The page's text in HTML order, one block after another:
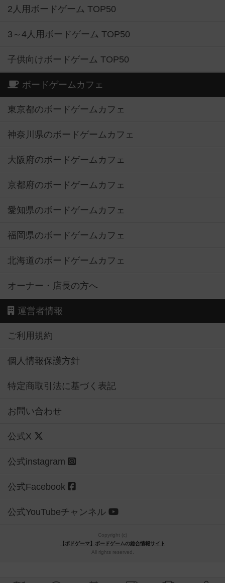
2人用ボードゲーム TOP50
3～4人用ボードゲーム TOP50
子供向けボードゲーム TOP50
ボードゲームカフェ
東京都のボードゲームカフェ
神奈川県のボードゲームカフェ
大阪府のボードゲームカフェ
京都府のボードゲームカフェ
愛知県のボードゲームカフェ
福岡県のボードゲームカフェ
北海道のボードゲームカフェ
オーナー・店長の方へ
運営者情報
ご利用規約
個人情報保護方針
特定商取引法に基づく表記
お問い合わせ
公式X
公式instagram
公式Facebook
公式YouTubeチャンネル
Copyright (c)
【ボドゲーマ】ボードゲームの総合情報サイト
All rights reserved.